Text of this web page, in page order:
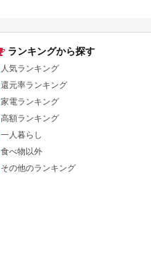
ランキングから探す
人気ランキング
還元率ランキング
家電ランキング
高額ランキング
一人暮らし
食べ物以外
その他のランキング